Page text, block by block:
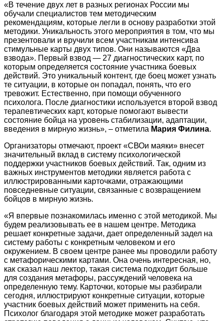
«В течение двух лет в разных регионах России мы
обучали специалистов тем методическим
рекомендациям, которые легли в основу разработки этой
методики. Уникальность этого мероприятия в том, что мы
презентовали и вручили всем участникам интенсива
стимульные карты двух типов. Они называются «Два
взвода». Первый взвод — 27 диагностических карт, по
которым определяется состояние участника боевых
действий. Это уникальный контент, где боец может узнать
те ситуации, в которые он попадал, понять, что его
тревожит. Естественно, при помощи обученного
психолога. После диагностики используется второй взвод
терапевтических карт, которые помогают вывести
состояние бойца на уровень стабилизации, адаптации,
введения в мирную жизнь», – отметила Мария Филина.
Организаторы отмечают, проект «СВОи маяки» внесет
значительный вклад в систему психологической
поддержки участников боевых действий. Так, одним из
важных инструментов методики является работа с
иллюстрированными карточками, отражающими
повседневные ситуации, связанные с возвращением
бойцов в мирную жизнь.
«Я впервые познакомилась именно с этой методикой. Мы
будем реализовывать ее в нашем центре. Методика
решает конкретные задачи, дает определенный задел на
систему работы с конкретным человеком и его
окружением. В своем центре ранее мы проводили работу
с метафорическими картами. Она очень интересная, но,
как сказал наш лектор, такая система подходит больше
для создания метафоры, рассуждений человека на
определенную тему. Карточки, которые мы разбирали
сегодня, иллюстрируют конкретные ситуации, которые
участник боевых действий может применить на себя.
Психолог благодаря этой методике может разработать